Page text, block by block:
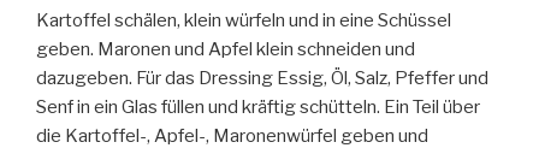
Kartoffel schälen, klein würfeln und in eine Schüssel
geben. Maronen und Apfel klein schneiden und
dazugeben. Für das Dressing Essig, Öl, Salz, Pfeffer und
Senf in ein Glas füllen und kräftig schütteln. Ein Teil über
die Kartoffel-, Apfel-, Maronenwürfel geben und